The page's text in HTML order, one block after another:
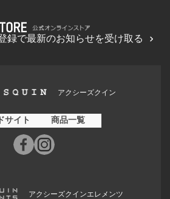
録で最新のお知らせを受け取る
アクシーズクイン
サイト 商品一覧
アクシーズクインエレメンツ